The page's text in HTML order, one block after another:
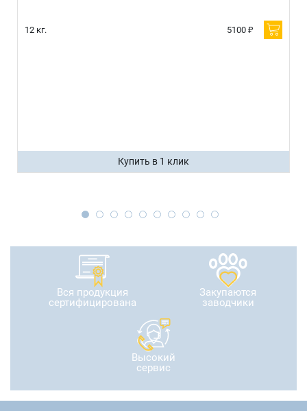
12 кг. 5100 ₽
Купить в 1 клик
Вся продукция
сертифицирована
Закупаются
заводчики
Высокий
сервис